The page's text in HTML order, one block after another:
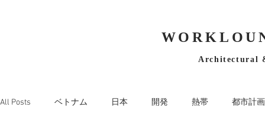
Architectural
All Posts ベトナム 日本 開発 熱帯 都市計画